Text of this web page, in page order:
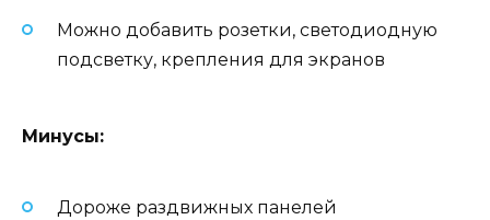
Можно добавить розетки, светодиодную
подсветку, крепления для экранов
Минусы:
Дороже раздвижных панелей